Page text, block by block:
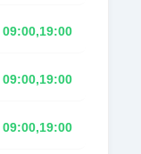
09:00,19:00
09:00,19:00
09:00,19:00